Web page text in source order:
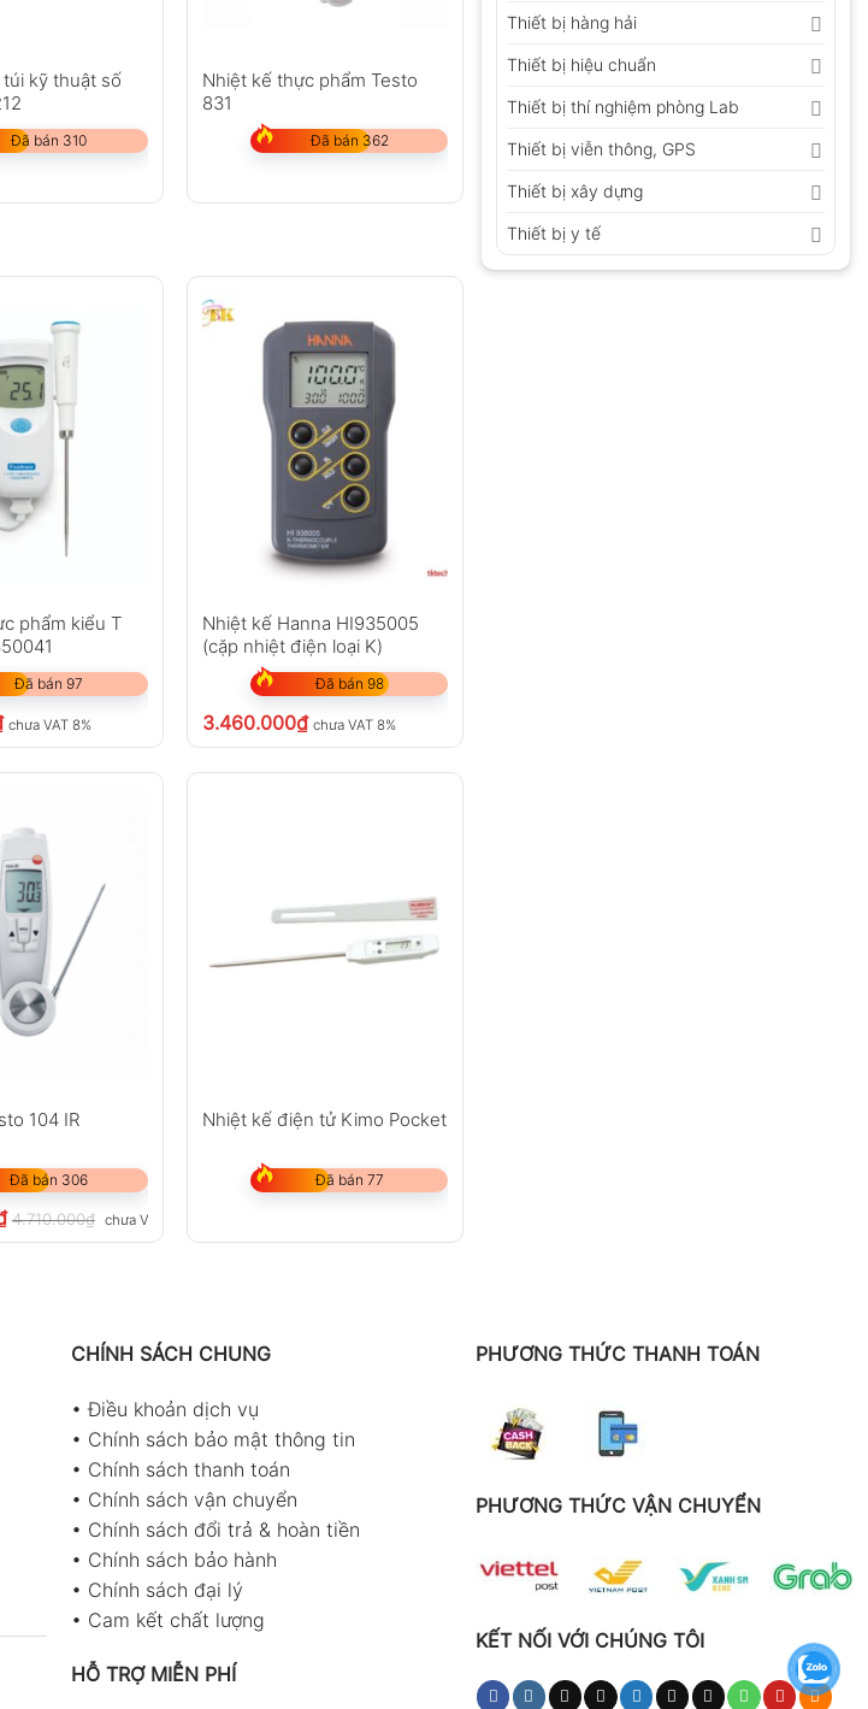
Thiết bị hàng hải
Thiết bị hiệu chuẩn
Thiết bị thí nghiệm phòng Lab
Thiết bị viễn thông, GPS
Thiết bị xây dựng
Thiết bị y tế
kỹ thuật số
Đã bán 310
Nhiệt kế thực phẩm Testo
831
Đã bán 362
phẩm kiểu T
Đã bán 97
chưa VAT 8%
Nhiệt kế Hanna HI935005
(cặp nhiệt điện loại K)
Đã bán 98
3.460.000₫ chưa VAT 8%
104 IR
Đã bán 306
4.710.000₫ chưa VAT 8%
Nhiệt kế điện tử Kimo Pocket
Đã bán 77
CHÍNH SÁCH CHUNG
•Điều khoản dịch vụ
• Chính sách bảo mật thông tin
• Chính sách thanh toán
• Chính sách vận chuyển
• Chính sách đổi trả & hoàn tiền
• Chính sách bảo hành
• Chính sách đại lý
• Cam kết chất lượng
HỖ TRỢ MIỄN PHÍ
PHƯƠNG THỨC THANH TOÁN
PHƯƠNG THỨC VẬN CHUYỂN
KẾT NỐI VỚI CHÚNG TÔI